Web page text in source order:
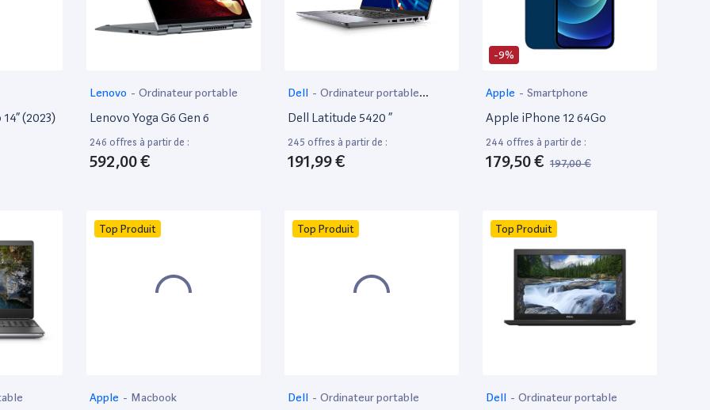
(2023)
Lenovo - Ordinateur portable
Lenovo Yoga G6 Gen 6
246 offres à partir de :
592,00 €
Dell - Ordinateur portable
bureautique
Dell Latitude 5420 ”
245 offres à partir de :
191,99 €
-9%
Apple - Smartphone
Apple iPhone 12 64Go
244 offres à partir de :
179,50 € 197,00 €
Top Produit
Apple - Macbook
Top Produit
Dell - Ordinateur portable
Top Produit
Dell - Ordinateur portable